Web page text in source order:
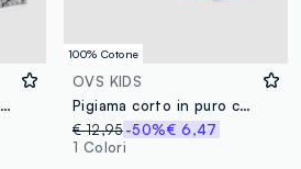
Pigiama grigio in puro cotone con t-shirt e pantaloncini
100% Cotone
OVS KIDS
Pigiama corto in puro cotone azzurro da ragazzo con stampe
€ 12,95 -50%€ 6,47
1 Colori